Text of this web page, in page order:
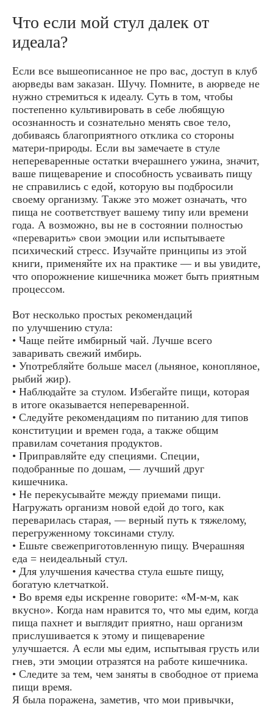
Что если мой стул далек от
идеала?
Если все вышеописанное не про вас, доступ в клуб
аюрведы вам заказан. Шучу. Помните, в аюрведе не
нужно стремиться к идеалу. Суть в том, чтобы
постепенно культивировать в себе любящую
осознанность и сознательно менять свое тело,
добиваясь благоприятного отклика со стороны
матери-природы. Если вы замечаете в стуле
непереваренные остатки вчерашнего ужина, значит,
ваше пищеварение и способность усваивать пищу
не справились с едой, которую вы подбросили
своему организму. Также это может означать, что
пища не соответствует вашему типу или времени
года. А возможно, вы не в состоянии полностью
«переварить» свои эмоции или испытываете
психический стресс. Изучайте принципы из этой
книги, применяйте их на практике — и вы увидите,
что опорожнение кишечника может быть приятным
процессом.
Вот несколько простых рекомендаций
по улучшению стула:
• Чаще пейте имбирный чай. Лучше всего
заваривать свежий имбирь.
• Употребляйте больше масел (льняное, конопляное,
рыбий жир).
• Наблюдайте за стулом. Избегайте пищи, которая
в итоге оказывается непереваренной.
• Следуйте рекомендациям по питанию для типов
конституции и времен года, а также общим
правилам сочетания продуктов.
• Приправляйте еду специями. Специи,
подобранные по дошам, — лучший друг
кишечника.
• Не перекусывайте между приемами пищи.
Нагружать организм новой едой до того, как
переварилась старая, — верный путь к тяжелому,
перегруженному токсинами стулу.
• Ешьте свежеприготовленную пищу. Вчерашняя
еда = неидеальный стул.
• Для улучшения качества стула ешьте пищу,
богатую клетчаткой.
• Во время еды искренне говорите: «М-м-м, как
вкусно». Когда нам нравится то, что мы едим, когда
пища пахнет и выглядит приятно, наш организм
прислушивается к этому и пищеварение
улучшается. А если мы едим, испытывая грусть или
гнев, эти эмоции отразятся на работе кишечника.
• Следите за тем, чем заняты в свободное от приема
пищи время.
Я была поражена, заметив, что мои привычки,